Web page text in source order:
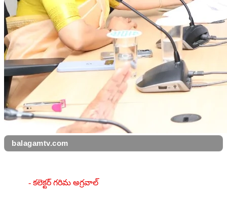
balagamtv.com
- కలెక్టర్ గరిమ అగ్రవాల్